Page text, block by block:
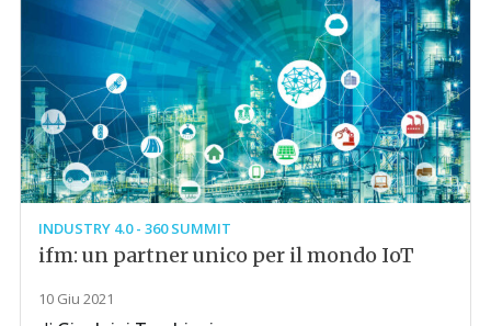
INDUSTRY 4.0 - 360 SUMMIT
ifm: un partner unico per il mondo IoT
10 Giu 2021